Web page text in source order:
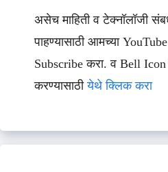
असेच माहिती व टेक्नॉलॉजी
पाहण्यासाठी आमच्या
Subscribe करा. व Bell
करण्यासाठीयेथे क्लिक करा